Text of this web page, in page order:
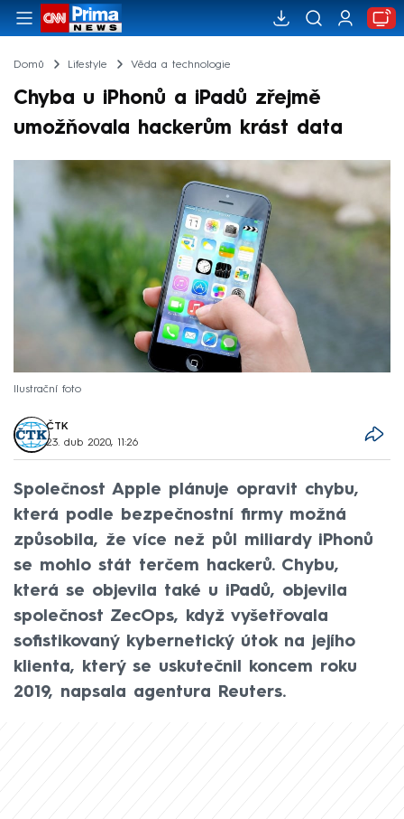
Domů Lifestyle Věda a technologie
Chyba u iPhonů a iPadů zřejmě
umožňovala hackerům krást data
Ilustrační foto
ČTK
23. dub 2020, 11:26
Společnost Apple plánuje opravit chybu,
která podle bezpečnostní firmy možná
způsobila, že více než půl miliardy iPhonů
se mohlo stát terčem hackerů. Chybu,
která se objevila také u iPadů, objevila
společnost ZecOps, když vyšetřovala
sofistikovaný kybernetický útok na jejího
klienta, který se uskutečnil koncem roku
2019, napsala agentura Reuters.